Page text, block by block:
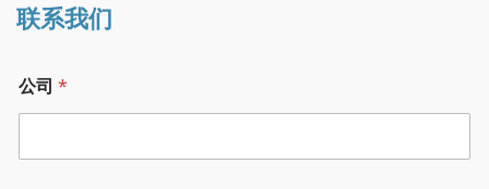
联系我们
公司 *